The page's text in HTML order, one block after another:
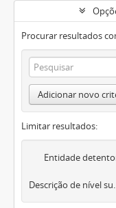
Procurar resultados
Adicionar novo
Limitar resultados:
Entidade